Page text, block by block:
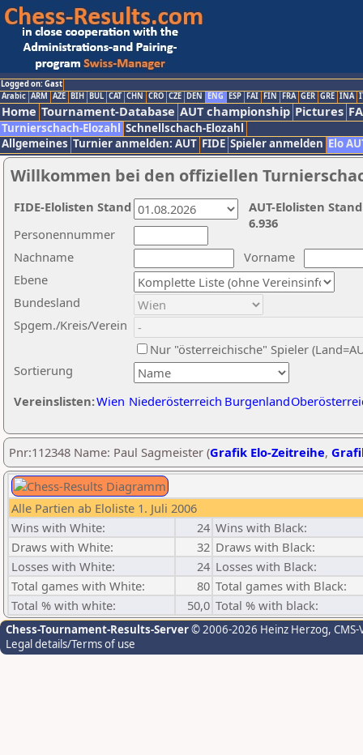
Logged on: Gast
Arabic ARM AZE BIH BUL CAT CHN CRO CZE DEN ENG ESP FAI FIN FRA GER GRE INA
Home Tournament-Database AUT championship Pictures
Turnierschach-Elozahl Schnellschach-Elozahl
Allgemeines Turnier anmelden: AUT FIDE Spieler anmelden Elo
Willkommen bei den offiziellen
Nachname
Vorname
Ebene
Sortierung
Personennummer
Bundesland
Spgem./Kreis/Verein
Nur "österreichische" Spieler
Vereinslisten:Wien Niederösterreich Burgenland
AUT-Elolisten
6.936
FIDE-Elolisten Stand
Pnr:112348 Name: Paul Sagmeister (Grafik Elo-Zeitreihe,
Alle Partien ab Eloliste 1. Juli 2006
Wins with White:
24 Wins with Black:
Draws with White:
32 Draws with Black:
Losses with White:
24 Losses with Black:
Total games with White:
80 Total games with Black:
Total % with white:
50,0 Total % with black:
Chess-Tournament-Results-Server© 2006-2026 Heinz Herzog,
Legal details/Terms of use